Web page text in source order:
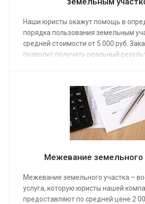
Наши юристы окажут помощь в
порядка пользования земельным
средней стоимости от 5 000 руб.
позволит получить реальный
Услуга предоставляется
юридическим лицам.
Межевание земельного
Межевание земельного участка –
услуга, которую юристы нашей
предоставляют по средней цене 2